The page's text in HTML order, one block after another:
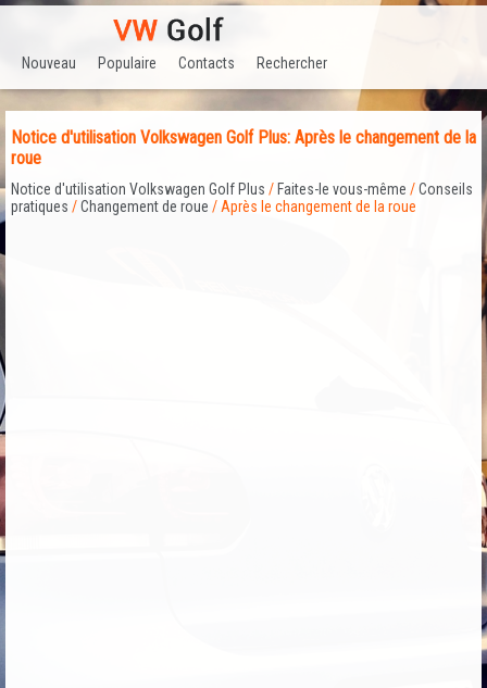
Nouveau Populaire Contacts Rechercher
Notice d'utilisation Volkswagen Golf Plus: Après le changement de la
roue
Notice d'utilisation Volkswagen Golf Plus / Faites-le vous-même /Conseils
pratiques /Changement de roue / Après le changement de la roue